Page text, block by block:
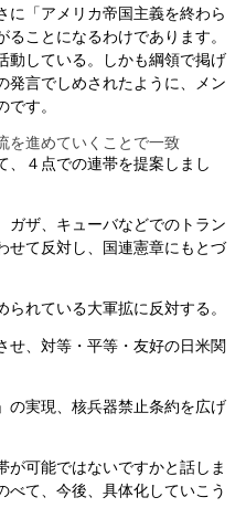
に「アメリカ帝国主義を終わら
ことになるわけであります。
動している。しかも綱領で掲げ
発言でしめされたように、メン
す。
を進めていくことで一致
４点での連帯を提案しまし
ザ、キューバなどでのトラン
せて反対し、国連憲章にもとづ
れている大軍拡に反対する。
、対等・平等・友好の日米関
実現、核兵器禁止条約を広げ
可能ではないですかと話しま
べて、今後、具体化していこう